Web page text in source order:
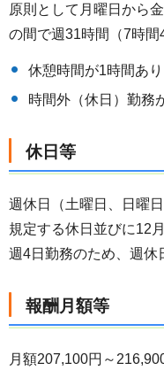
原則として月曜日から
の間で週31時間（7時間
休憩時間が1時間あり
時間外（休日）勤務
休日等
週休日（土曜日、日曜
規定する休日並びに12
週4日勤務のため、週休
報酬月額等
月額207,100円～